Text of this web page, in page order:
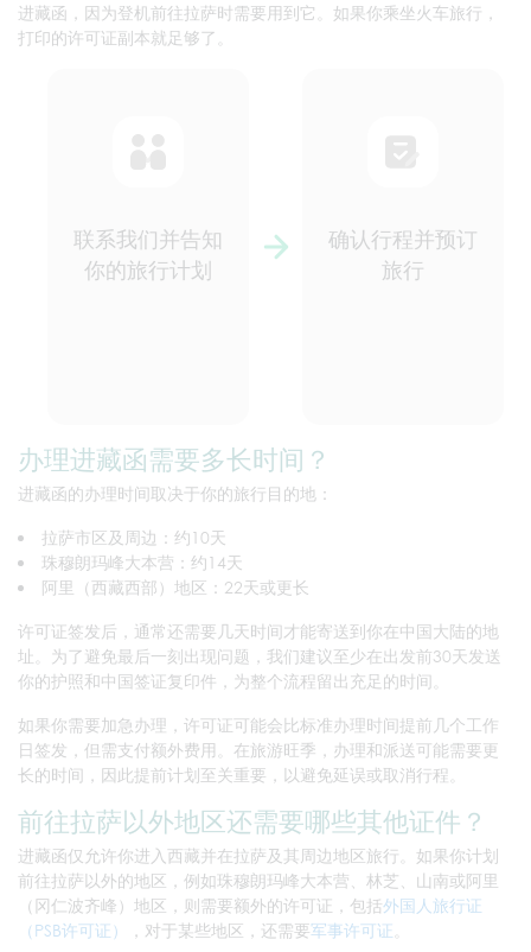
进藏函，因为登机前往拉萨时需要用到它。如果你乘坐火车旅行，
打印的许可证副本就足够了。
联系我们并告知
你的旅行计划
确认行程并预订
旅行
办理进藏函需要多长时间？
进藏函的办理时间取决于你的旅行目的地：
拉萨市区及周边：约10天
珠穆朗玛峰大本营：约14天
阿里（西藏西部）地区：22天或更长
许可证签发后，通常还需要几天时间才能寄送到你在中国大陆的地
址。为了避免最后一刻出现问题，我们建议至少在出发前30天发送
你的护照和中国签证复印件，为整个流程留出充足的时间。
如果你需要加急办理，许可证可能会比标准办理时间提前几个工作
日签发，但需支付额外费用。在旅游旺季，办理和派送可能需要更
长的时间，因此提前计划至关重要，以避免延误或取消行程。
前往拉萨以外地区还需要哪些其他证件？
进藏函仅允许你进入西藏并在拉萨及其周边地区旅行。如果你计划
前往拉萨以外的地区，例如珠穆朗玛峰大本营、林芝、山南或阿里
（冈仁波齐峰）地区，则需要额外的许可证，包括外国人旅行证
（PSB许可证）
，对于某些地区，还需要军事许可证